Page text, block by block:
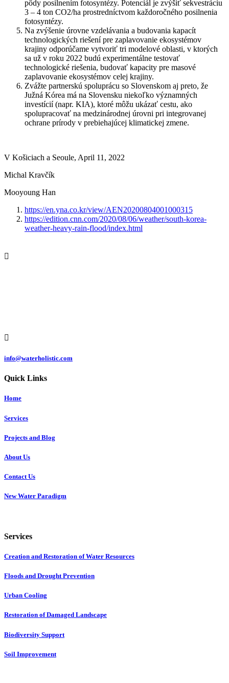
pôdy posilnením fotosyntézy. Potenciál je zvýšiť sekvestráciu
3 – 4 ton CO2/ha prostredníctvom každoročného posilnenia
fotosyntézy.
Na zvýšenie úrovne vzdelávania a budovania kapacít
technologických riešení pre zaplavovanie ekosystémov
krajiny odporúčame vytvoriť tri modelové oblasti, v ktorých
sa už v roku 2022 budú experimentálne testovať
technologické riešenia, budovať kapacity pre masové
zaplavovanie ekosystémov celej krajiny.
Zvážte partnerskú spoluprácu so Slovenskom aj preto, že
Južná Kórea má na Slovensku niekoľko významných
investícií (napr. KIA), ktoré môžu ukázať cestu, ako
spolupracovať na medzinárodnej úrovni pri integrovanej
ochrane prírody v prebiehajúcej klimatickej zmene.
V Košiciach a Seoule, April 11, 2022
Michal Kravčík
Mooyoung Han
https://en.yna.co.kr/view/AEN20200804001000315
https://edition.cnn.com/2020/08/06/weather/south-korea-
weather-heavy-rain-flood/index.html


info@waterholistic.com
Quick Links
Home
Services
Projects and Blog
About Us
Contact Us
New Water Paradigm
Services
Creation and Restoration of Water Resources
Floods and Drought Prevention
Urban Cooling
Restoration of Damaged Landscape
Biodiversity Support
Soil Improvement